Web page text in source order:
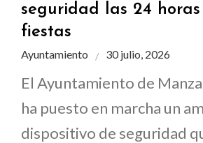
seguridad las 24
fiestas
Ayuntamiento 30 julio, 2026
El Ayuntamiento de
ha puesto en marcha un
dispositivo de seguridad